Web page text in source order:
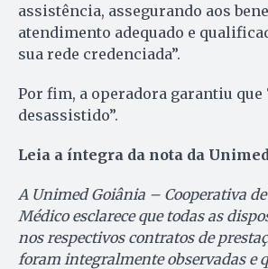
assistência, assegurando aos
atendimento adequado e
sua rede credenciada”.
Por fim, a operadora garantiu
desassistido”.
Leia a íntegra da nota da Unimed
A Unimed Goiânia – Cooperativa
Médico esclarece que todas as
nos respectivos contratos de
foram integralmente observadas e